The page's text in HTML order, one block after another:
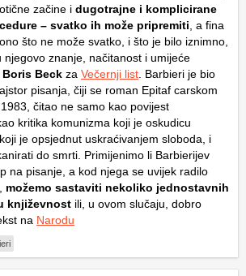
začine i dugotrajne i komplicirane
– svatko ih može pripremiti , a fina
što ne može svatko, i što je bilo iznimno,
njegovo znanje, načitanost i umijeće
Boris Beck za Večernji list . Barbieri je bio
pisanja, čiji se roman Epitaf carskom
čitao ne samo kao povijest
kritika komunizma koji je oskudicu
je opsjednut uskraćivanjem sloboda, i
do smrti. Primijenimo li Barbierijev
na pisanje, a kod njega se uvijek radilo
možemo sastaviti nekoliko jednostavnih
književnost ili, u ovom slučaju, dobro
na Narodu